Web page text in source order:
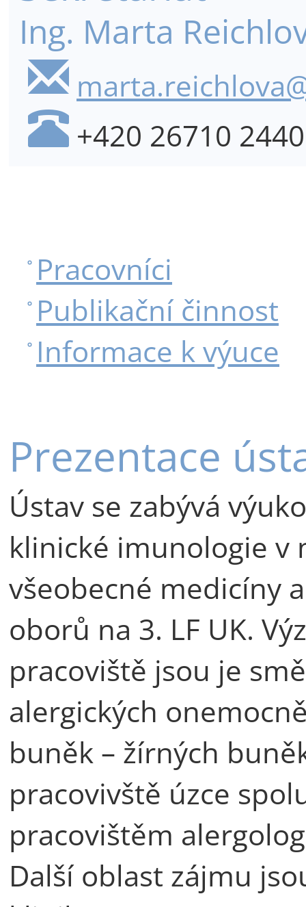
Ing. Marta
+420 26710 2440
Pracovníci
Publikační činnost
Informace k výuce
Prezentace
Ústav se zabývá
klinické imunologie v
všeobecné medicíny
oborů na 3. LF UK.
pracoviště jsou je
alergických
buněk – žírných
pracovivště úzce
pracovištěm
Další oblast zájmu